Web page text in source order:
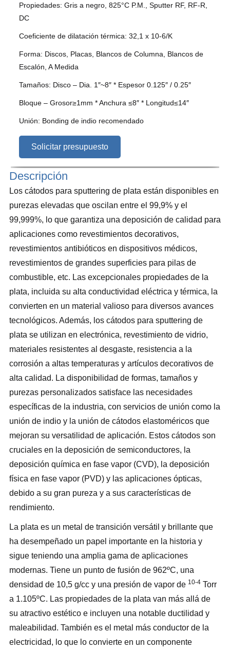
Propiedades: Gris a negro, 825°C P.M., Sputter RF, RF-R,
DC
Coeficiente de dilatación térmica: 32,1 x 10-6/K
Forma: Discos, Placas, Blancos de Columna, Blancos de
Escalón, A Medida
Tamaños: Disco – Dia. 1″~8″ * Espesor 0.125″ / 0.25″
Bloque – Grosor≥1mm * Anchura ≤8″ * Longitud≤14″
Unión: Bonding de indio recomendado
Solicitar presupuesto
Descripción
Los cátodos para sputtering de plata están disponibles en
purezas elevadas que oscilan entre el 99,9% y el
99,999%, lo que garantiza una deposición de calidad para
aplicaciones como revestimientos decorativos,
revestimientos antibióticos en dispositivos médicos,
revestimientos de grandes superficies para pilas de
combustible, etc. Las excepcionales propiedades de la
plata, incluida su alta conductividad eléctrica y térmica, la
convierten en un material valioso para diversos avances
tecnológicos. Además, los cátodos para sputtering de
plata se utilizan en electrónica, revestimiento de vidrio,
materiales resistentes al desgaste, resistencia a la
corrosión a altas temperaturas y artículos decorativos de
alta calidad. La disponibilidad de formas, tamaños y
purezas personalizados satisface las necesidades
específicas de la industria, con servicios de unión como la
unión de indio y la unión de cátodos elastoméricos que
mejoran su versatilidad de aplicación. Estos cátodos son
cruciales en la deposición de semiconductores, la
deposición química en fase vapor (CVD), la deposición
física en fase vapor (PVD) y las aplicaciones ópticas,
debido a su gran pureza y a sus características de
rendimiento.
La plata es un metal de transición versátil y brillante que
ha desempeñado un papel importante en la historia y
sigue teniendo una amplia gama de aplicaciones
modernas. Tiene un punto de fusión de 962ºC, una
densidad de 10,5 g/cc y una presión de vapor de 10-4 Torr
a 1.105ºC. Las propiedades de la plata van más allá de
su atractivo estético e incluyen una notable ductilidad y
maleabilidad. También es el metal más conductor de la
electricidad, lo que lo convierte en un componente